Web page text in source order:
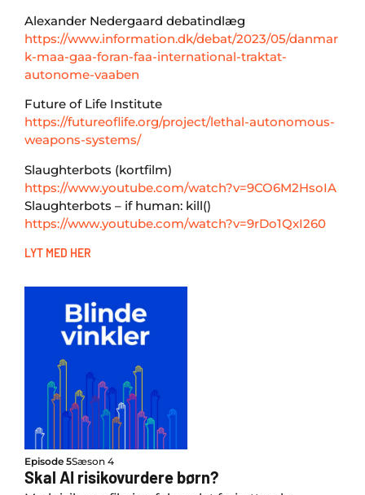
Alexander Nedergaard debatindlæg
https://www.information.dk/debat/2023/05/danmar
k-maa-gaa-foran-faa-international-traktat-
autonome-vaaben
Future of Life Institute
https://futureoflife.org/project/lethal-autonomous-
weapons-systems/
Slaughterbots (kortfilm)
https://www.youtube.com/watch?v=9CO6M2HsoIA
Slaughterbots – if human: kill()
https://www.youtube.com/watch?v=9rDo1QxI260
LYT MED HER
Episode 5Sæson 4
Skal AI risikovurdere børn?